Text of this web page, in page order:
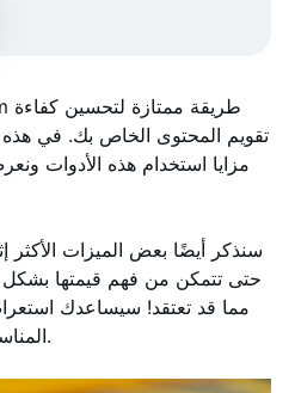
تقويم المحتوى الخاص بك. في
مزايا استخدام هذه الأدوات
سنذكر أيضًا بعض الميزات الأكثر
حتى تتمكن من فهم قيمتها بشكل
مما قد تعتقد! سيساعدك
أدوات جدولة IG المناسبة لحسابك.